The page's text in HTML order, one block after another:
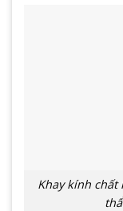
Khay kính